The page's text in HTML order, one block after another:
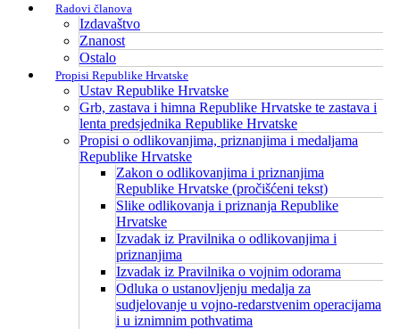
Radovi članova
Izdavaštvo
Znanost
Ostalo
Propisi Republike Hrvatske
Ustav Republike Hrvatske
Grb, zastava i himna Republike Hrvatske te zastava i
lenta predsjednika Republike Hrvatske
Propisi o odlikovanjima, priznanjima i medaljama
Republike Hrvatske
Zakon o odlikovanjima i priznanjima
Republike Hrvatske (pročišćeni tekst)
Slike odlikovanja i priznanja Republike
Hrvatske
Izvadak iz Pravilnika o odlikovanjima i
priznanjima
Izvadak iz Pravilnika o vojnim odorama
Odluka o ustanovljenju medalja za
sudjelovanje u vojno-redarstvenim operacijama
i u iznimnim pothvatima